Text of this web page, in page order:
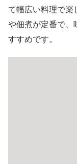
て幅広い料理で楽
や佃煮が定番で、
すすめです。